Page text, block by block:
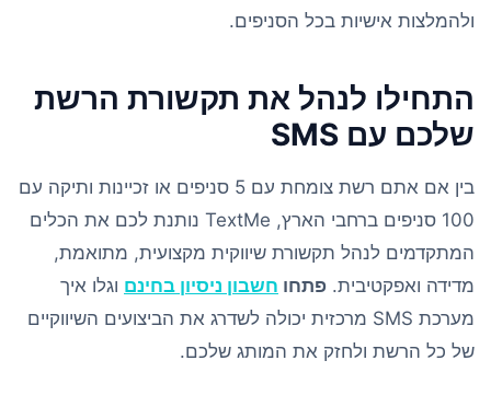
ולהמלצות אישיות בכל הסניפים.
התחילו לנהל את תקשורת הרשת
שלכם עם SMS
בין אם אתם רשת צומחת עם 5 סניפים או זכיינות ותיקה עם
100 סניפים ברחבי הארץ, TextMe נותנת לכם את הכלים
המתקדמים לנהל תקשורת שיווקית מקצועית, מתואמת,
מדידה ואפקטיבית. פתחו חשבון ניסיון בחינם וגלו איך
מערכת SMS מרכזית יכולה לשדרג את הביצועים השיווקיים
של כל הרשת ולחזק את המותג שלכם.